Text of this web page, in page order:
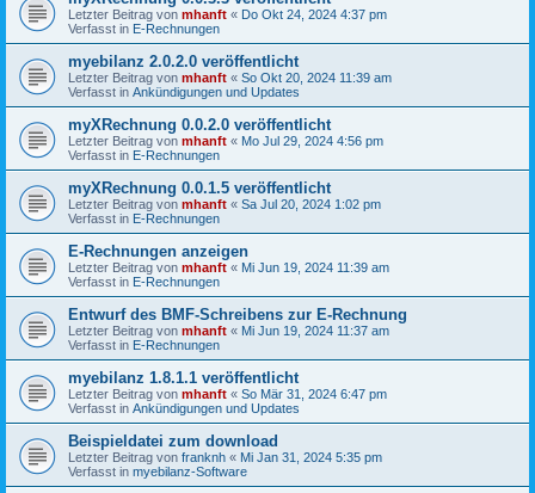
Letzter Beitrag von mhanft « Do Okt 24, 2024 4:37 pm
Verfasst in E-Rechnungen
myebilanz 2.0.2.0 veröffentlicht
Letzter Beitrag von mhanft « So Okt 20, 2024 11:39 am
Verfasst in Ankündigungen und Updates
myXRechnung 0.0.2.0 veröffentlicht
Letzter Beitrag von mhanft « Mo Jul 29, 2024 4:56 pm
Verfasst in E-Rechnungen
myXRechnung 0.0.1.5 veröffentlicht
Letzter Beitrag von mhanft « Sa Jul 20, 2024 1:02 pm
Verfasst in E-Rechnungen
E-Rechnungen anzeigen
Letzter Beitrag von mhanft « Mi Jun 19, 2024 11:39 am
Verfasst in E-Rechnungen
Entwurf des BMF-Schreibens zur E-Rechnung
Letzter Beitrag von mhanft « Mi Jun 19, 2024 11:37 am
Verfasst in E-Rechnungen
myebilanz 1.8.1.1 veröffentlicht
Letzter Beitrag von mhanft « So Mär 31, 2024 6:47 pm
Verfasst in Ankündigungen und Updates
Beispieldatei zum download
Letzter Beitrag von franknh « Mi Jan 31, 2024 5:35 pm
Verfasst in myebilanz-Software